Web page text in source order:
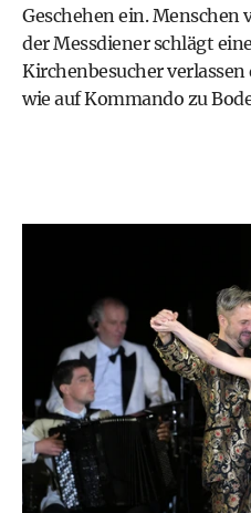
Geschehen ein. Menschen
der Messdiener schlägt
Kirchenbesucher
wie auf Kommando zu